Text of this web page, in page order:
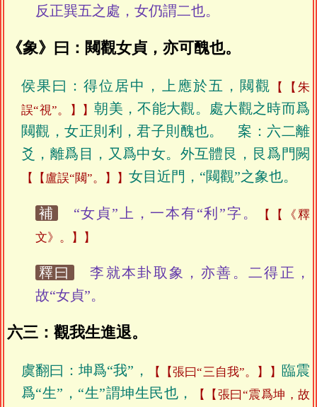
反正巽五之處，女仍謂二也。
《象》曰：闚觀女貞，亦可醜也。
侯果曰：得位居中，上應於五，闚觀
【朱
誤“視”。】
朝美，不能大觀。處大觀之時而爲
闚觀，女正則利，君子則醜也。 案：六二離
爻，離爲目，又爲中女。外互體艮，艮爲門闕
【盧誤“闚”。】 女目近門，“闚觀”之象也。
補 “女貞”上，一本有“利”字。
【《釋
文》。】
釋曰
李就本卦取象，亦善。二得正，
故“女貞”。
六三：觀我生進退。
虞翻曰：坤爲“我”， 【張曰“三自我”。】
臨震
爲“生”，“生”謂坤生民也，
【張曰“震爲坤，故